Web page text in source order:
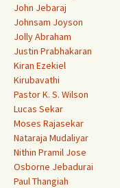
John Jebaraj
Johnsam Joyson
Jolly Abraham
Justin Prabhakaran
Kiran Ezekiel
Kirubavathi
Pastor K. S. Wilson
Lucas Sekar
Moses Rajasekar
Nataraja Mudaliyar
Nithin Pramil Jose
Osborne Jebadurai
Paul Thangiah